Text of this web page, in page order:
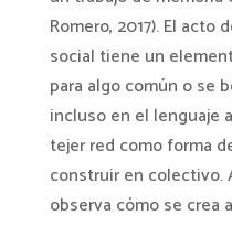
Romero, 2017). El
social tiene un
para algo común o se
incluso en el lenguaje
tejer red como forma
construir en colectivo.
observa cómo se crea